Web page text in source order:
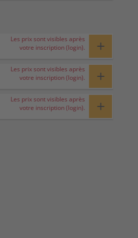
Les prix sont visibles après
votre inscription (login).
+
Les prix sont visibles après
votre inscription (login).
+
Les prix sont visibles après
votre inscription (login).
+